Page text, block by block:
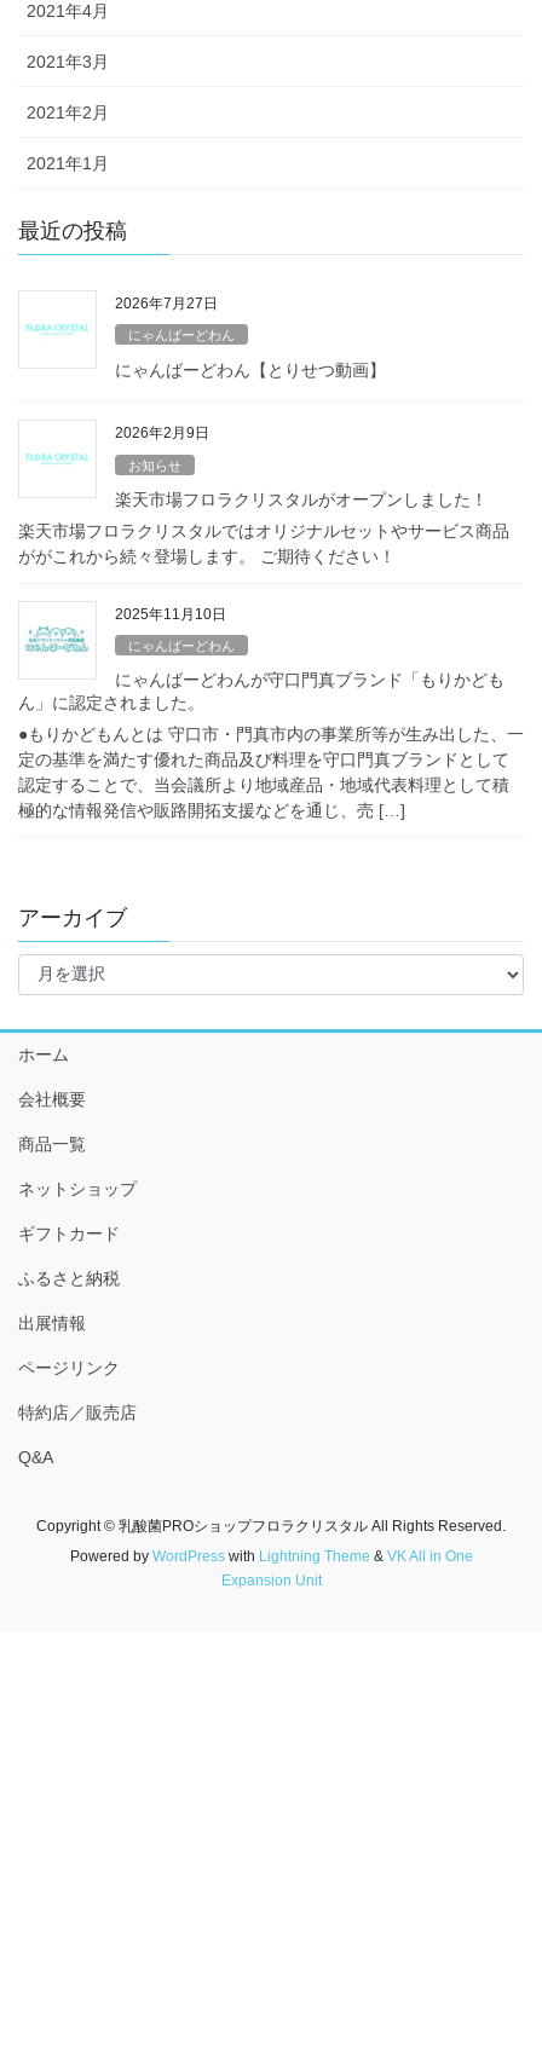
2021年4月
2021年3月
2021年2月
2021年1月
最近の投稿
2026年7月27日
にゃんばーどわん
にゃんばーどわん【とりせつ動画】
2026年2月9日
お知らせ
楽天市場フロラクリスタルがオープンしました！
楽天市場フロラクリスタルではオリジナルセットやサービス商品
ががこれから続々登場します。 ご期待ください！
2025年11月10日
にゃんばーどわん
にゃんばーどわんが守口門真ブランド「もりかども
ん」に認定されました。
●もりかどもんとは 守口市・門真市内の事業所等が生み出した、一
定の基準を満たす優れた商品及び料理を守口門真ブランドとして
認定することで、当会議所より地域産品・地域代表料理として積
極的な情報発信や販路開拓支援などを通じ、売 […]
アーカイブ
ア
イ
ブ
ホーム
会社概要
商品一覧
ネットショップ
ギフトカード
ふるさと納税
出展情報
ページリンク
特約店／販売店
Q&A
Copyright © 乳酸菌PROショップフロラクリスタル All Rights Reserved.
Powered by WordPresswith Lightning Theme & VK All in One
Expansion Unit